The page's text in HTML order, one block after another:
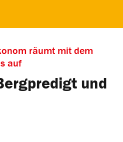
räumt mit dem
auf
und